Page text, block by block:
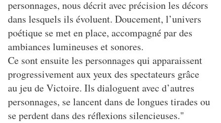
personnages, nous décrit avec précision les décors
dans lesquels ils évoluent. Doucement, l’univers
poétique se met en place, accompagné par des
ambiances lumineuses et sonores.
Ce sont ensuite les personnages qui apparaissent
progressivement aux yeux des spectateurs grâce
au jeu de Victoire. Ils dialoguent avec d’autres
personnages, se lancent dans de longues tirades ou
se perdent dans des réflexions silencieuses."